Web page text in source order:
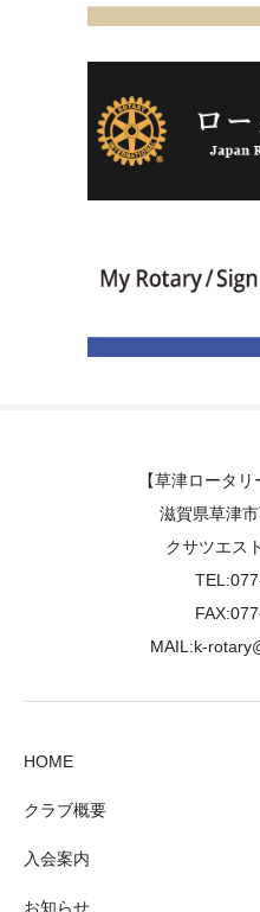
【草津ロータ
滋賀県草津
クサツエス
MAIL:k-
HOME
クラブ概要
入会案内
お知らせ